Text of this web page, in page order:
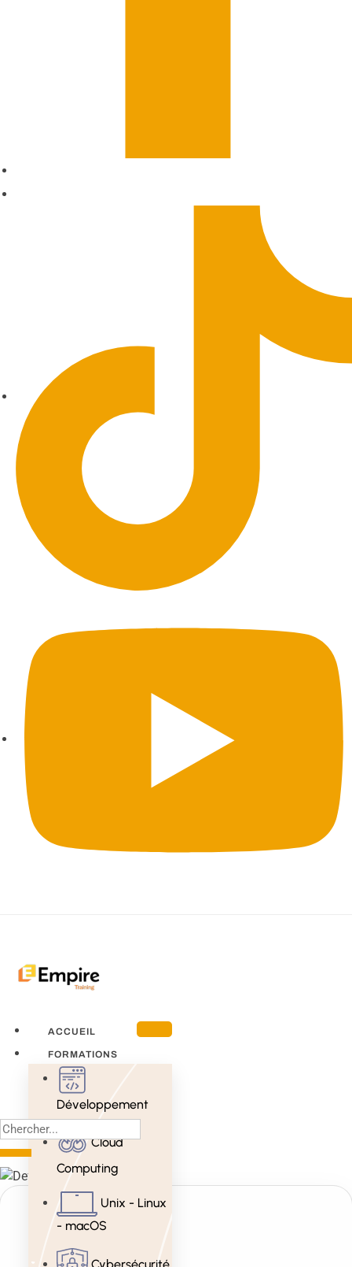
ACCUEIL
FORMATIONS
Développement
Cloud
Computing
Unix - Linux
- macOS